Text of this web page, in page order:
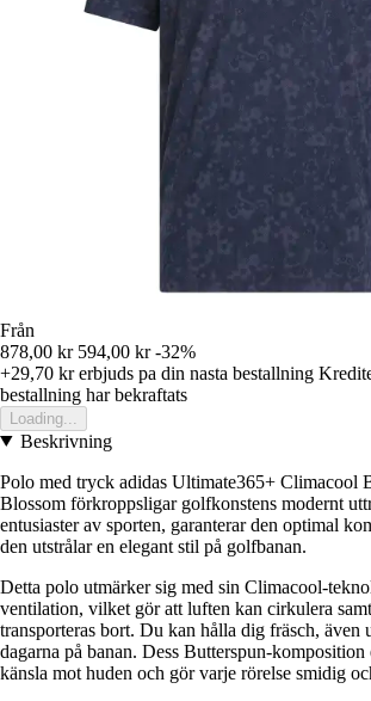
Från
878,00 kr 594,00 kr -32%
+29,70 krerbjuds pa din nasta bestallning
bestallning har bekraftats
Loading...
Beskrivning
Polo med tryck adidas Ultimate365+ Climacool
Blossom förkroppsligar golfkonstens modernt
entusiaster av sporten, garanterar den optimal
den utstrålar en elegant stil på golfbanan.
Detta polo utmärker sig med sin Climacool-
ventilation, vilket gör att luften kan cirkulera
transporteras bort. Du kan hålla dig fräsch, även
dagarna på banan. Dess Butterspun-
känsla mot huden och gör varje rörelse smidig